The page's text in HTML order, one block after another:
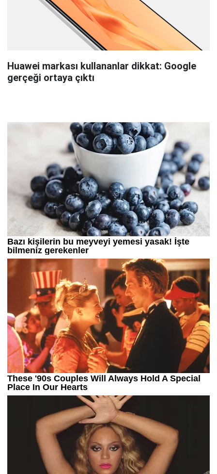
Huawei markası kullananlar dikkat: Google
gerçeği ortaya çıktı